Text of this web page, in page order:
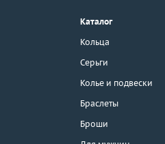
г. Москва, Тихвинский пер., д. 7,
3D-тур по шоуруму
Каталог
Кольца
Серьги
Колье и подвески
Браслеты
Броши